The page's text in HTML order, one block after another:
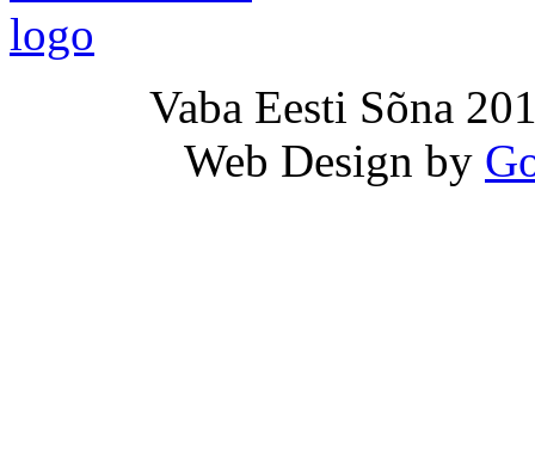
Vaba Eesti Sõna
Web Design by